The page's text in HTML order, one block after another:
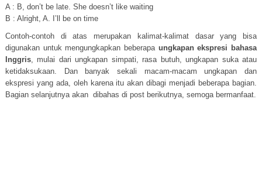
A : B, don’t be late. She doesn’t like waiting
B : Alright, A. I’ll be on time
Contoh-contoh di atas merupakan kalimat-kalimat dasar yang bisa
digunakan untuk mengungkapkan beberapa ungkapan ekspresi bahasa
Inggris, mulai dari ungkapan simpati, rasa butuh, ungkapan suka atau
ketidaksukaan. Dan banyak sekali macam-macam ungkapan dan
ekspresi yang ada, oleh karena itu akan dibagi menjadi beberapa bagian.
Bagian selanjutnya akan dibahas di post berikutnya, semoga bermanfaat.